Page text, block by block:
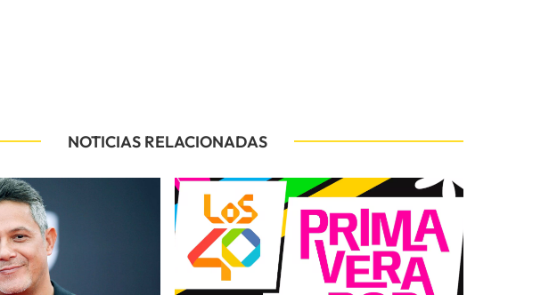
NOTICIAS RELACIONADAS